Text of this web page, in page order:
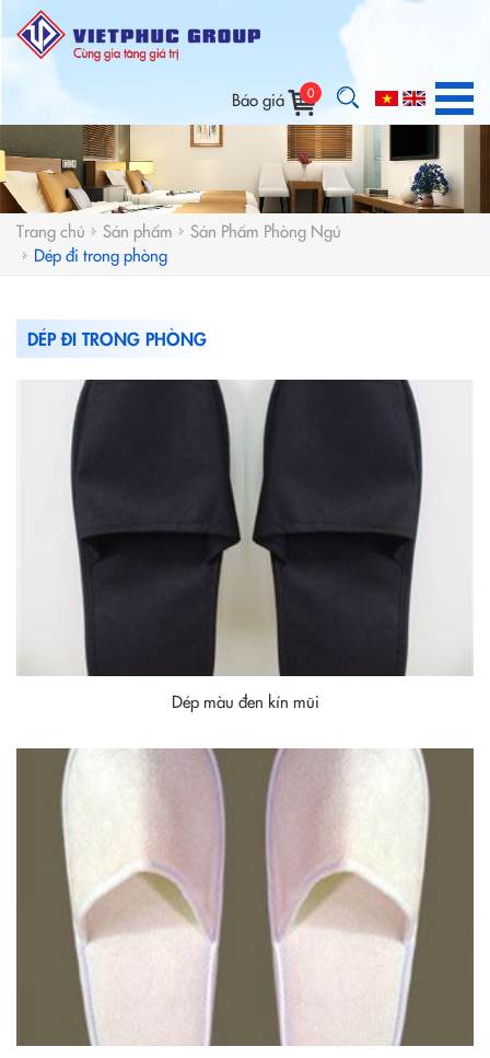
Báo giá 0
Trang chủ Sản phẩm
Sản Phẩm Phòng Ngủ
Dép đi trong phòng
DÉP ĐI TRONG PHÒNG
Dép màu đen kín mũi